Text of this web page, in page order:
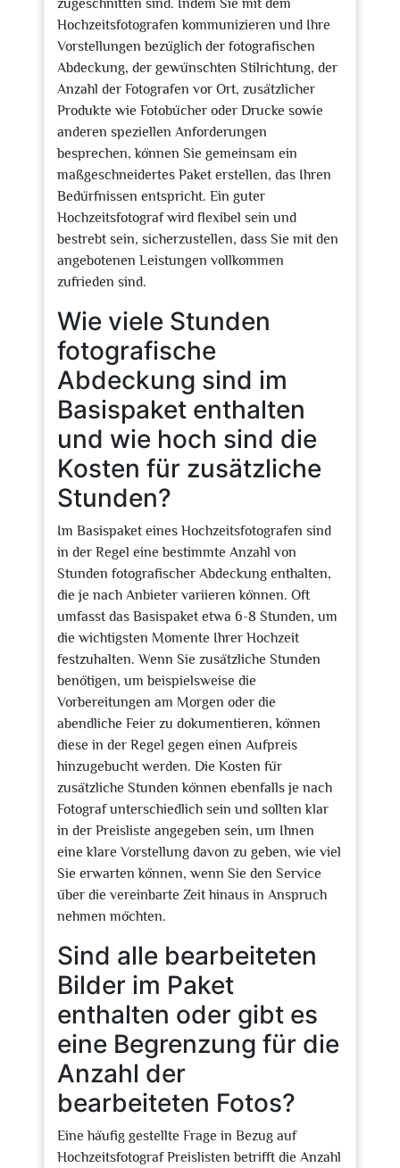
zugeschnitten sind. Indem Sie mit dem
Hochzeitsfotografen kommunizieren und Ihre
Vorstellungen bezüglich der fotografischen
Abdeckung, der gewünschten Stilrichtung, der
Anzahl der Fotografen vor Ort, zusätzlicher
Produkte wie Fotobücher oder Drucke sowie
anderen speziellen Anforderungen
besprechen, können Sie gemeinsam ein
maßgeschneidertes Paket erstellen, das Ihren
Bedürfnissen entspricht. Ein guter
Hochzeitsfotograf wird flexibel sein und
bestrebt sein, sicherzustellen, dass Sie mit den
angebotenen Leistungen vollkommen
zufrieden sind.
Wie viele Stunden
fotografische
Abdeckung sind im
Basispaket enthalten
und wie hoch sind die
Kosten für zusätzliche
Stunden?
Im Basispaket eines Hochzeitsfotografen sind
in der Regel eine bestimmte Anzahl von
Stunden fotografischer Abdeckung enthalten,
die je nach Anbieter variieren können. Oft
umfasst das Basispaket etwa 6-8 Stunden, um
die wichtigsten Momente Ihrer Hochzeit
festzuhalten. Wenn Sie zusätzliche Stunden
benötigen, um beispielsweise die
Vorbereitungen am Morgen oder die
abendliche Feier zu dokumentieren, können
diese in der Regel gegen einen Aufpreis
hinzugebucht werden. Die Kosten für
zusätzliche Stunden können ebenfalls je nach
Fotograf unterschiedlich sein und sollten klar
in der Preisliste angegeben sein, um Ihnen
eine klare Vorstellung davon zu geben, wie viel
Sie erwarten können, wenn Sie den Service
über die vereinbarte Zeit hinaus in Anspruch
nehmen möchten.
Sind alle bearbeiteten
Bilder im Paket
enthalten oder gibt es
eine Begrenzung für die
Anzahl der
bearbeiteten Fotos?
Eine häufig gestellte Frage in Bezug auf
Hochzeitsfotograf Preislisten betrifft die Anzahl